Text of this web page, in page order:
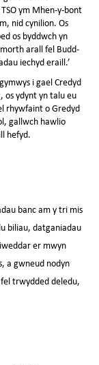
ym Mhen-y-bont
nid cynilion. Os
os byddwch yn
arall fel Budd-
iechyd eraill.’
i gael Credyd
os ydynt yn talu eu
rhywfaint o Gredyd
gallwch hawlio
hefyd.
banc am y tri mis
biliau, datganiadau
er mwyn
a gwneud nodyn
trwydded deledu,